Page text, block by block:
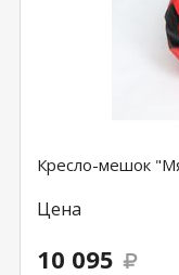
Кресло-мешок
Цена
10 095